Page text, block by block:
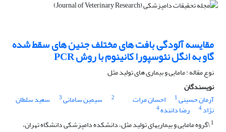
مقایسه آلودگی بافت های مختلف جنین های سقط شده
گاو به انگل نئوسپورا کانینوم با روش PCR
نوع مقاله : مامایی و بیماری های تولید مثل
نویسندگان
آرمان حسینی1 احسان مرات 2 سیمین سامانی3 سعید سلطان
نژاد4 رضا داننده4
1\گروه مامایی و بیماریهای تولید مثل، دانشکده دامپزشکی دانشگاه تهران،